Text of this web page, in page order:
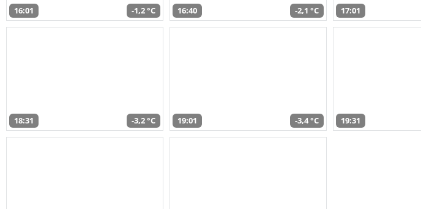
16:01 -1,2 °C 16:40 -2,1 °C 17:01
18:31 -3,2 °C 19:01 -3,4 °C 19:31